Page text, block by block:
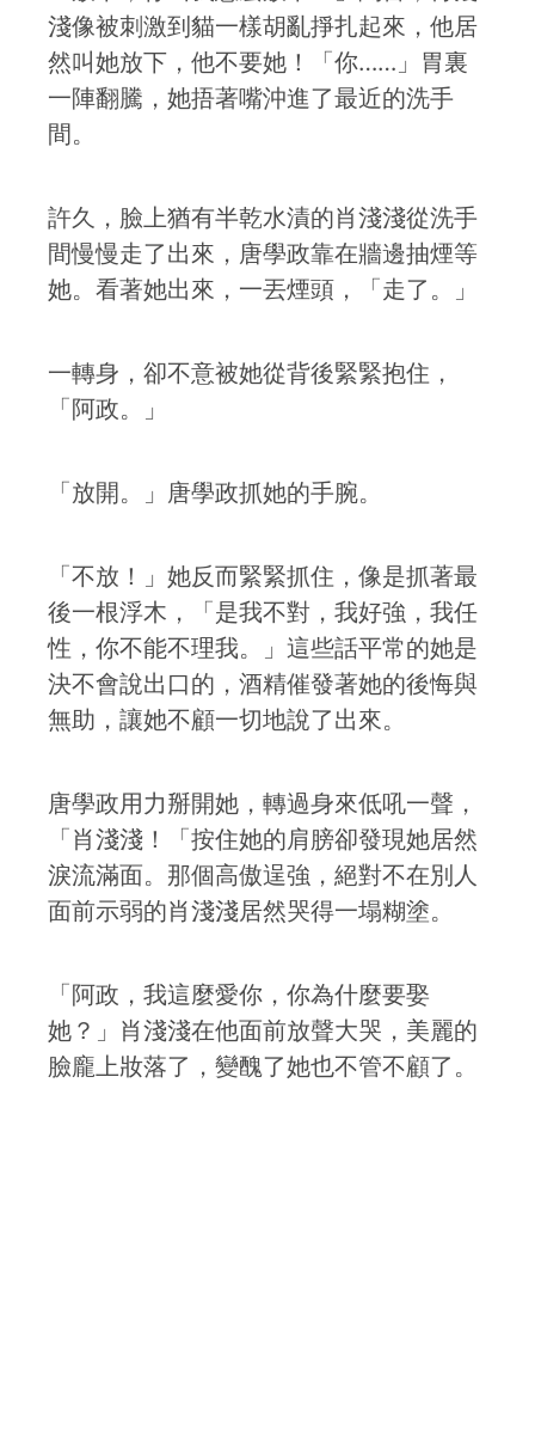
淺像被刺激到貓一樣胡亂掙扎起來，他居
然叫她放下，他不要她！「你……」胃裏
一陣翻騰，她捂著嘴沖進了最近的洗手
間。
許久，臉上猶有半乾水漬的肖淺淺從洗手
間慢慢走了出來，唐學政靠在牆邊抽煙等
她。看著她出來，一丟煙頭，「走了。」
一轉身，卻不意被她從背後緊緊抱住，
「阿政。」
「放開。」唐學政抓她的手腕。
「不放！」她反而緊緊抓住，像是抓著最
後一根浮木，「是我不對，我好強，我任
性，你不能不理我。」這些話平常的她是
決不會說出口的，酒精催發著她的後悔與
無助，讓她不顧一切地說了出來。
唐學政用力掰開她，轉過身來低吼一聲，
「肖淺淺！「按住她的肩膀卻發現她居然
淚流滿面。那個高傲逞強，絕對不在別人
面前示弱的肖淺淺居然哭得一塌糊塗。
「阿政，我這麼愛你，你為什麼要娶
她？」肖淺淺在他面前放聲大哭，美麗的
臉龐上妝落了，變醜了她也不管不顧了。